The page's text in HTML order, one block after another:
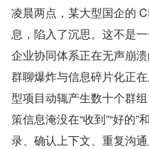
凌晨两点，某大型国企的
息，陷入了沉思。这不是
企业协同体系正在无声崩溃
群聊爆炸与信息碎片化正
型项目动辄产生数十个群
策信息淹没在“收到”“好的
录、确认上下文、重复沟